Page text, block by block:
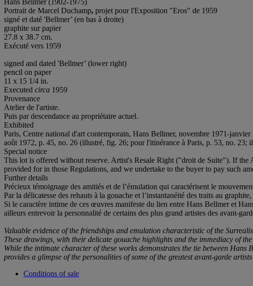
Portrait de Marcel Duchamp, projet pour l'Exposition "Eros" de 1959
signé et daté 'Bellmer’ (en bas à droite)
graphite sur papier
27.8 x 38.7 cm.
Exécuté vers 1959
signed and dated 'Bellmer’ (lower right)
pencil on paper
11 x 15 1/4 in.
Executed circa 1959
Provenance
Atelier de l'artiste.
Puis par descendance au propriétaire actuel.
Exhibited
Paris, Centre national d'art contemporain, Hans Bellmer, novembre 1971-
août 1972, p. 45, no. 26 (illustré, fig. 26; pour l'itinérance à Paris, p. 53, no. 23;
Special notice
This lot is offered without reserve. Artist's Resale Right ("droit de Suite"). If the
provided for in those Regulations, and we undertake to the buyer to pay such
Further details
Précieux témoignage des amitiés et de l’émulation qui caractérisent le
Par la délicatesse des rehauts à la gouache et l’instantanéité des traits au
Si le caractère intime de ces œuvres manifeste du lien entre Hans Bellmer et
ailleurs entrevoir la personnalité de certains des plus grand artistes des avant-
Valuable evidence of the friendships and emulation characteristic of the
These drawings, with their delicate gouache highlights and the immediacy of
While the intimate character of these works demonstrates the tie between
provides a glimpse of the personalities of some of the greatest avant-garde
Conditions of sale